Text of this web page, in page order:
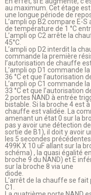
au maximum. Cet étage
une longue période de
L’ampli op B2 compare E-
de température de 1 °C
L’ampli op C2 arrête la
45°C.
L’ampli op D2 interdit la
commande la première
l’autorisation de chauffe
L’ampli op D1 commande
36 °C et que l’autorisation
L’ampli op C1 commande
33 °C et que l’autorisation
2 portes NAND à entrée
bistable. Si la broche 4 est
chauffe est validée. La
amenant un état 0 sur la
pas y avoir une détection
sortie de B1), il doit y avoir
les 5 secondes
499K X 10 uF allant sur la
schéma) , la quasi égalité
broche 9 du NAND) et E
sur la broche 8 via une
diode.
L’arrêt de la chauffe se
C1.